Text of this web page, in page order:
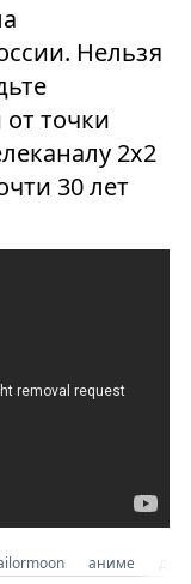
Нельзя
точки
2х2
30 лет
аниме